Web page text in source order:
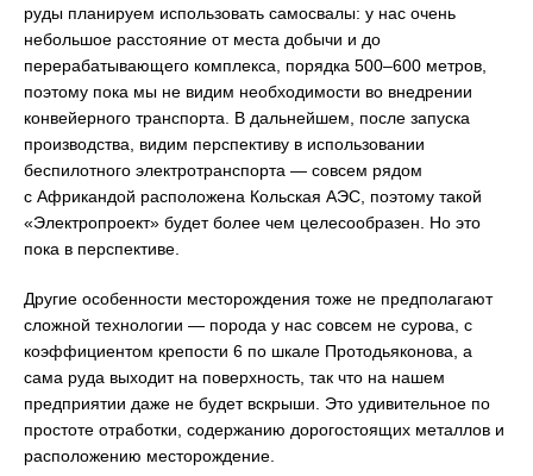
руды планируем использовать самосвалы: у нас очень
небольшое расстояние от места добычи и до
перерабатывающего комплекса, порядка 500–600 метров,
поэтому пока мы не видим необходимости во внедрении
конвейерного транспорта. В дальнейшем, после запуска
производства, видим перспективу в использовании
беспилотного электротранспорта — совсем рядом
с Африкандой расположена Кольская АЭС, поэтому такой
«Электропроект» будет более чем целесообразен. Но это
пока в перспективе.
Другие особенности месторождения тоже не предполагают
сложной технологии — порода у нас совсем не сурова, с
коэффициентом крепости 6 по шкале Протодьяконова, а
сама руда выходит на поверхность, так что на нашем
предприятии даже не будет вскрыши. Это удивительное по
простоте отработки, содержанию дорогостоящих металлов и
расположению месторождение.